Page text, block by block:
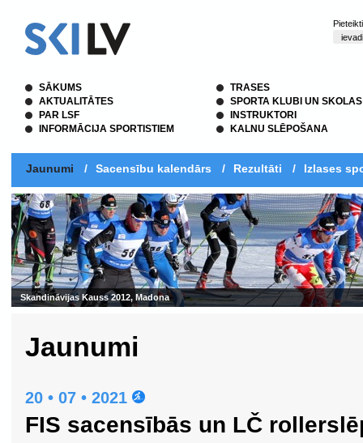
SĀKUMS
AKTUALITĀTES
PAR LSF
INFORMĀCIJA SPORTISTIEM
TRASES
SPORTA KLUBI UN SKOLAS
INSTRUKTORI
KALNU SLĒPOŠANA
Jaunumi / Sacensību kalendārs / Rezultāti / Izlases
Skandināvijas Kauss 2012, Madona
Jaunumi
20 • 07 • 2021
FIS sacensībās un LČ